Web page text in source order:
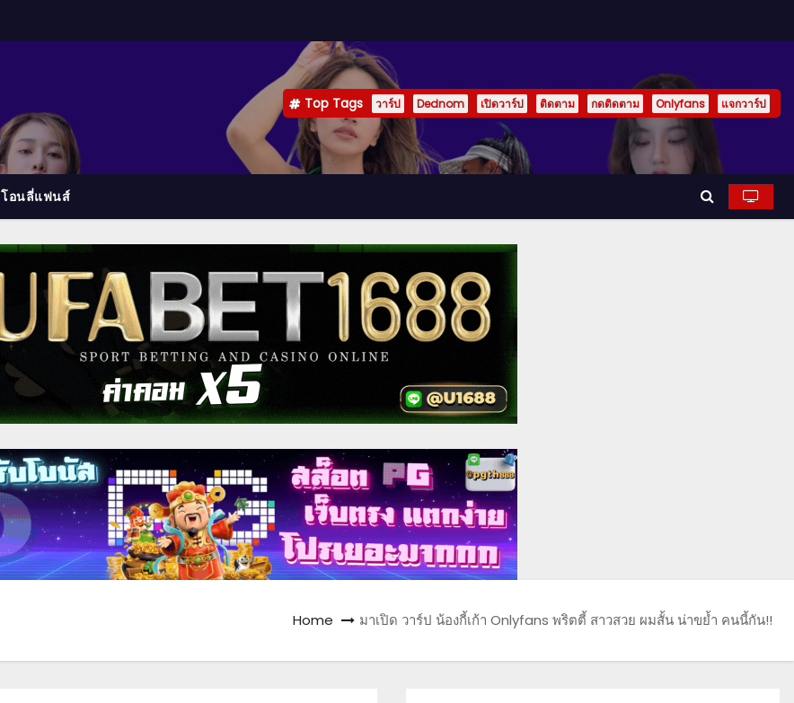
Top Tags วาร์ป Dednom เปิดวาร์ป ติดตาม กดติดตาม Onlyfans แจกวาร์ป
โอนลี่แฟนส์
Home มาเปิด วาร์ป น้องกี้เก้า Onlyfans พริตตี้ สาวสวย ผมสั้น น่าขย้ำ คนนี้กัน!!